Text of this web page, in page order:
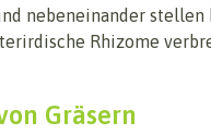
nebeneinander
Rhizome
Gräsern